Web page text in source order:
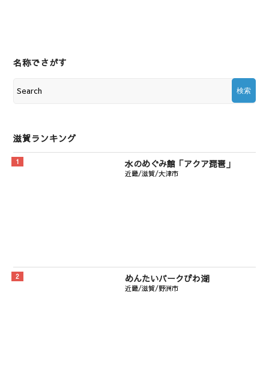
名称でさがす
滋賀ランキング
水のめぐみ館「アクア琵琶」
近畿/滋賀/大津市
めんたいパークびわ湖
近畿/滋賀/野洲市